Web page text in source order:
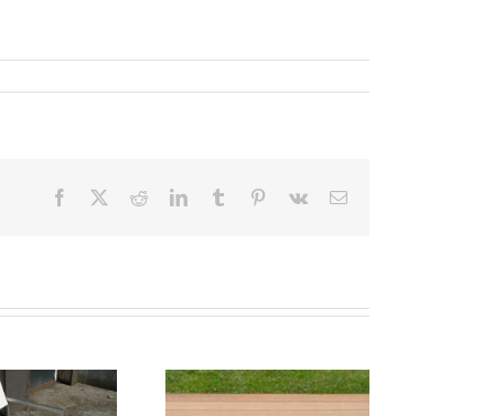
Facebook RedditLinkedInTumblr Pinterest
Vk Email